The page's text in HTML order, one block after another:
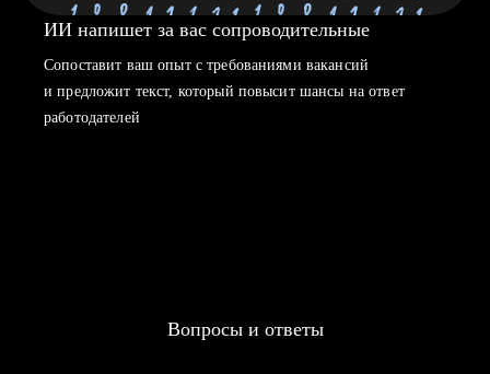
ИИ напишет за вас сопроводительные
Сопоставит ваш опыт с требованиями вакансий
и предложит текст, который повысит шансы на ответ
работодателей
Вопросы и ответы